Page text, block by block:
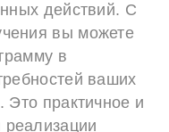
действий. С
вы можете
в
ваших
Это практичное и